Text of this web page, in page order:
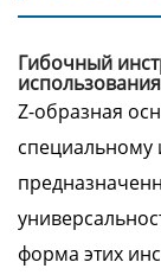
Гибочный
использования
Z-образная
специальному
форма этих